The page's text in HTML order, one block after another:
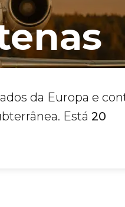
da Europa e
Está 20